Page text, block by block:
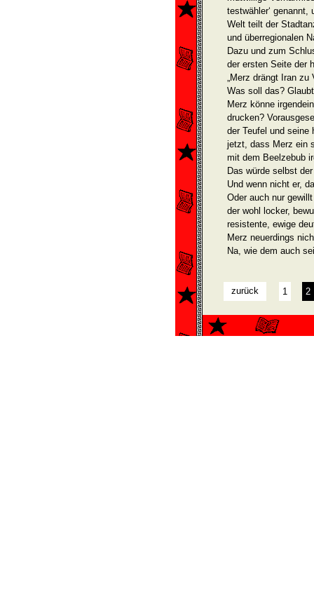
testwähler‘
Welt teilt der
und über­regionalen
Dazu und zum
der ersten Seite der
„Merz drängt Iran zu
Was soll das?
Merz könne
drucken?
der Teufel und seine
jetzt, dass Merz ein
mit dem Beelzebub
Das würde selbst
Und wenn nicht er,
Oder auch nur
der wohl locker,
resistente, ewige
Merz neuerdings
Na, wie dem auch
zurück 1 2